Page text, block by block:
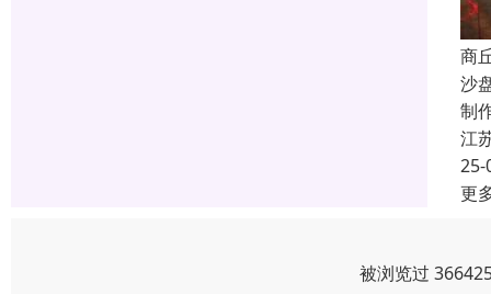
商
沙
制
江
25-
更
被浏览过